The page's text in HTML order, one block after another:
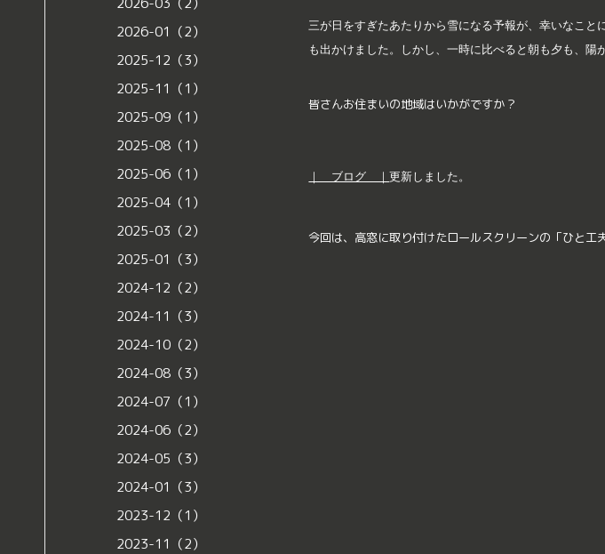
三が日をすぎたあたりから雪になる予報が、幸いなこ
も出かけました。しかし、一時に比べると朝も夕も、陽
皆さんお住まいの地域はいかがですか？
｜ ブログ ｜更新しました。
今回は、高窓に取り付けたロールスクリーンの「ひと工
2026-01（2）
2025-12（3）
2025-11（1）
2025-09（1）
2025-08（1）
2025-06（1）
2025-04（1）
2025-03（2）
2025-01（3）
2024-12（2）
2024-11（3）
2024-10（2）
2024-08（3）
2024-07（1）
2024-06（2）
2024-05（3）
2024-01（3）
2023-12（1）
2023-11（2）